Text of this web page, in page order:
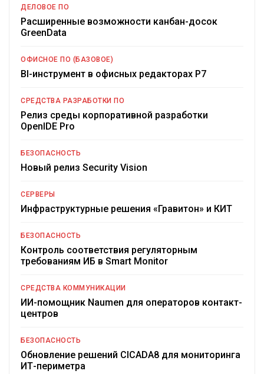
ДЕЛОВОЕ ПО
Расширенные возможности канбан-досок
GreenData
ОФИСНОЕ ПО (БАЗОВОЕ)
BI-инструмент в офисных редакторах Р7
СРЕДСТВА РАЗРАБОТКИ ПО
Релиз среды корпоративной разработки
OpenIDE Pro
БЕЗОПАСНОСТЬ
Новый релиз Security Vision
СЕРВЕРЫ
Инфраструктурные решения «Гравитон» и КИТ
БЕЗОПАСНОСТЬ
Контроль соответствия регуляторным
требованиям ИБ в Smart Monitor
СРЕДСТВА КОММУНИКАЦИИ
ИИ-помощник Naumen для операторов контакт-
центров
БЕЗОПАСНОСТЬ
Обновление решений CICADA8 для мониторинга
ИТ-периметра